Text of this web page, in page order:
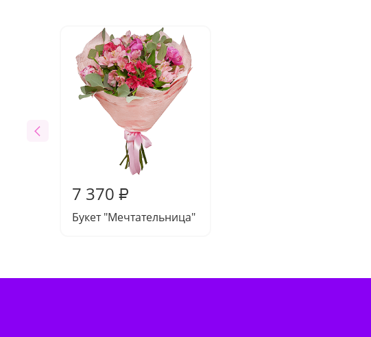
7 370 ₽
Букет "Мечтательница"